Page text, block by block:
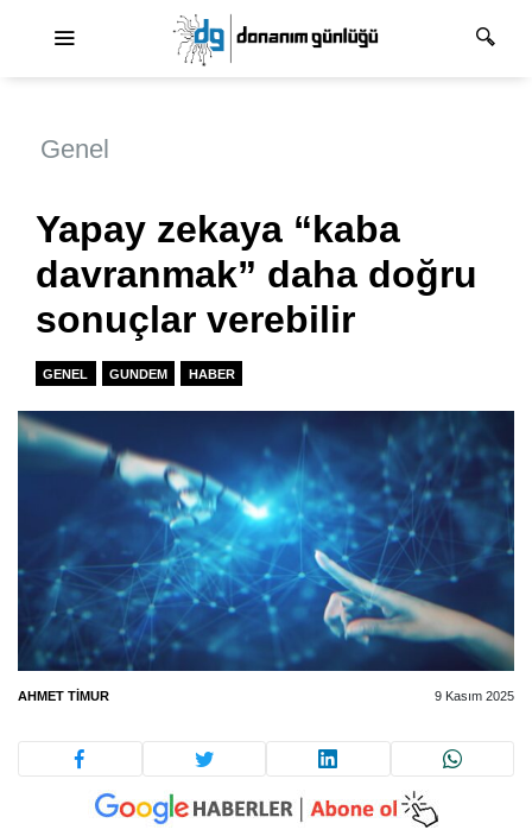
Genel
Yapay zekaya “kaba
davranmak” daha doğru
sonuçlar verebilir
GENEL GUNDEM HABER
AHMET TIMUR 9 Kasım 2025